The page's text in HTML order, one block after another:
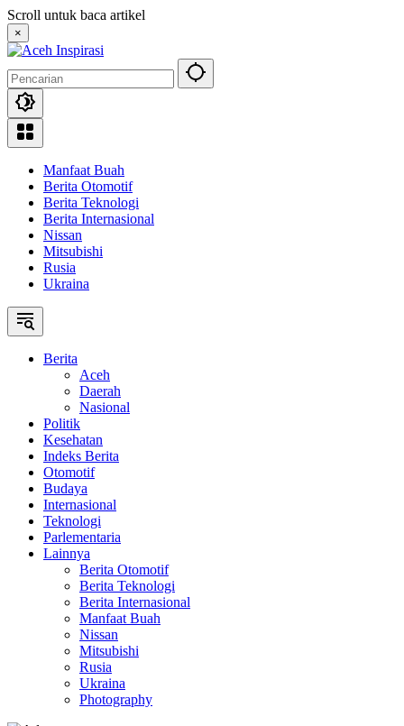
Langsung
ke
konten
Scroll untuk baca artikel
×
Manfaat Buah
Berita Otomotif
Berita Teknologi
Berita Internasional
Nissan
Mitsubishi
Rusia
Ukraina
Berita
Aceh
Daerah
Nasional
Politik
Kesehatan
Indeks Berita
Otomotif
Budaya
Internasional
Teknologi
Parlementaria
Lainnya
Berita Otomotif
Berita Teknologi
Berita Internasional
Manfaat Buah
Nissan
Mitsubishi
Rusia
Ukraina
Photography